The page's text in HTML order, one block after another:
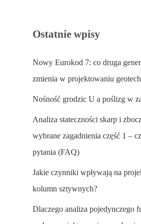
Ostatnie wpisy
Nowy Eurokod 7: co druga
zmienia w projektowaniu
Nośność grodzic U a poślizg w
Analiza stateczności skarp i
wybrane zagadnienia część 1 –
pytania (FAQ)
Jakie czynniki wpływają na
kolumn sztywnych?
Dlaczego analiza pojedynczego